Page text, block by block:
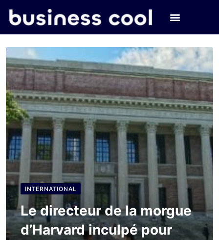
INTERNATIONAL
Le directeur de la morgue
d’Harvard inculpé pour